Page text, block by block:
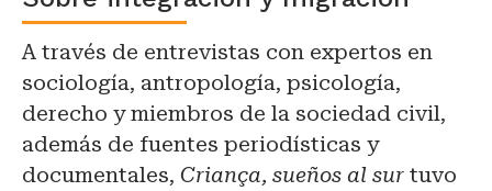
A través de entrevistas con expertos en
sociología, antropología, psicología,
derecho y miembros de la sociedad civil,
además de fuentes periodísticas y
documentales, Criança, sueños al sur tuvo